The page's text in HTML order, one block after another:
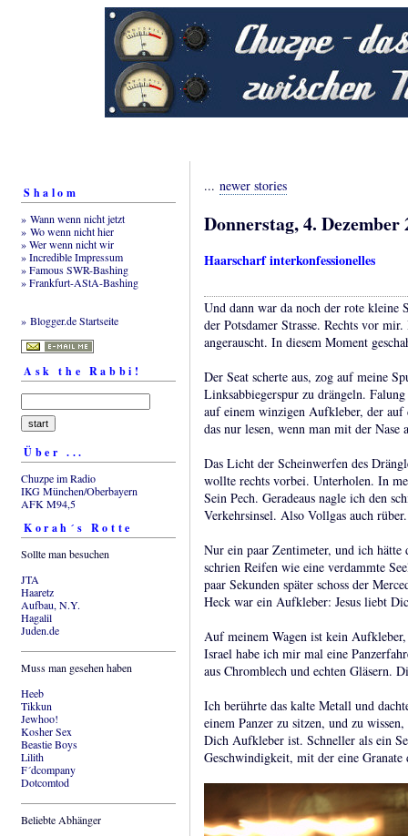
Shalom
» Wann wenn nicht jetzt
» Wo wenn nicht hier
» Wer wenn nicht wir
» Incredible Impressum
» Famous SWR-Bashing
» Frankfurt-AStA-Bashing
» Blogger.de Startseite
Ask the Rabbi!
Über ...
Chuzpe im Radio
IKG München/Oberbayern
AFK M94,5
Korah´s Rotte
Sollte man besuchen
JTA
Haaretz
Aufbau, N.Y.
Hagalil
Juden.de
Muss man gesehen haben
Heeb
Tikkun
Jewhoo!
Kosher Sex
Beastie Boys
Lilith
F´dcompany
Dotcomtod
Beliebte Abhänger
... newer stories
Donnerstag, 4. Dezember
Haarscharf interkonfessionelles
Und dann war da noch der rote kleine
der Potsdamer Strasse. Rechts vor
angerauscht. In diesem Moment
Der Seat scherte aus, zog auf meine
Linksabbiegerspur zu drängeln.
auf einem winzigen Aufkleber, der
das nur lesen, wenn man mit der Nase
Das Licht der Scheinwerfen des
wollte rechts vorbei. Unterholen. In
Sein Pech. Geradeaus nagle ich den
Verkehrsinsel. Also Vollgas auch rüber.
Nur ein paar Zentimeter, und ich
schrien Reifen wie eine verdammte
paar Sekunden später schoss der
Heck war ein Aufkleber: Jesus liebt
Auf meinem Wagen ist kein
Israel habe ich mir mal eine
aus Chromblech und echten Gläsern.
Ich berührte das kalte Metall und
einem Panzer zu sitzen, und zu
Dich Aufkleber ist. Schneller als ein
Geschwindigkeit, mit der eine Granate